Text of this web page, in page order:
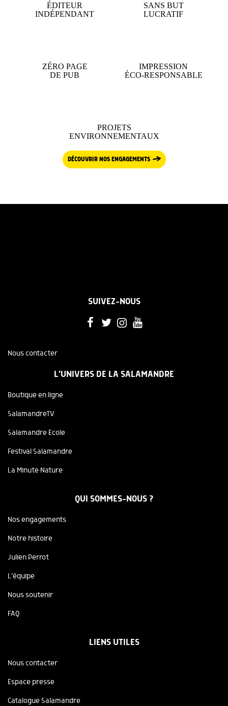
ÉDITEUR
INDÉPENDANT
SANS BUT
LUCRATIF
ZÉRO PAGE
DE PUB
IMPRESSION
ÉCO-RESPONSABLE
PROJETS
ENVIRONNEMENTAUX
DÉCOUVRIR NOS ENGAGEMENTS
SUIVEZ-NOUS
Nous contacter
L'UNIVERS DE LA SALAMANDRE
Boutique en ligne
SalamandreTV
Salamandre Ecole
Festival Salamandre
La Minute Nature
QUI SOMMES-NOUS ?
Nos engagements
Notre histoire
Julien Perrot
L'équipe
Nous soutenir
FAQ
LIENS UTILES
Nous contacter
Espace presse
Catalogue Salamandre